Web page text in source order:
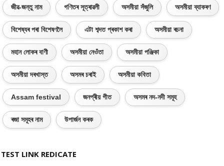
জীৱ-জন্তু নাম গণিতৰ সূত্ৰাৱলী অসমীয়া সঁজুলি অসমীয়া ব্যাকৰণ
বিশেষ্যৰ পৰা বিশেষণলৈ এটা শব্দত প্ৰকাশ কৰা অসমীয়া ৰচনা
মহান লোকৰ বাণী অসমীয়া নেওঁতা অসমীয়া পঞ্জিকা
অসমীয়া দৰখাস্ত অসমৰ চৰাই অসমীয়া কবিতা
Assam festival জনপ্ৰীয় গীত অসমৰ নদ-নদী সমূহ
ৰজা সমূহৰ নাম উপাৰ্জন কৰক
TEST LINK REDICATE